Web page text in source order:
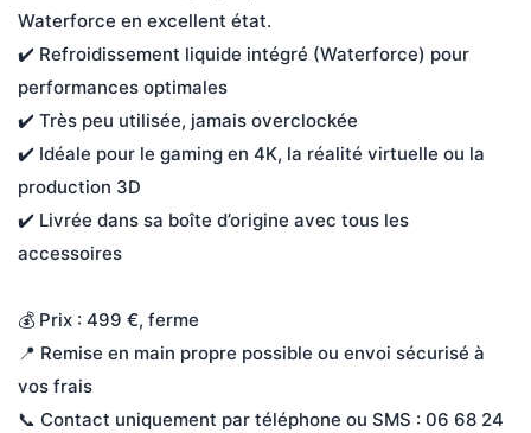
Waterforce en excellent état.
✔️ Refroidissement liquide intégré (Waterforce) pour
performances optimales
✔️ Très peu utilisée, jamais overclockée
✔️ Idéale pour le gaming en 4K, la réalité virtuelle ou la
production 3D
✔️ Livrée dans sa boîte d’origine avec tous les
accessoires
💰 Prix : 499 €, ferme
📍 Remise en main propre possible ou envoi sécurisé à
vos frais
📞 Contact uniquement par téléphone ou SMS : 06 68 24